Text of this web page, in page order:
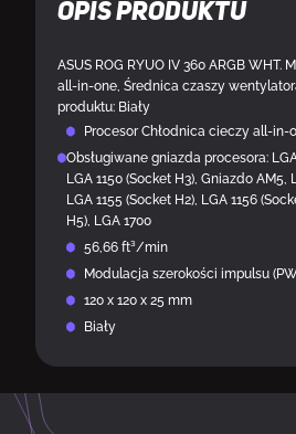
Opis produktu
ASUS ROG RYUO IV 360 ARGB WHT.
all-in-one, Średnica czaszy
produktu: Biały
Procesor Chłodnica cieczy all-in-
Obsługiwane gniazda procesora:
LGA 1150 (Socket H3), Gniazdo AM5,
LGA 1155 (Socket H2), LGA 1156
H5), LGA 1700
56,66 ft³/min
Modulacja szerokości impulsu
120 x 120 x 25 mm
Biały